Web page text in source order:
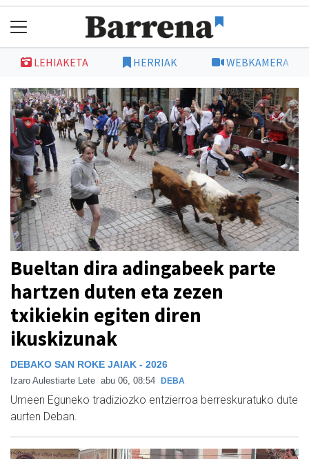
LEHIAKETA HERRIAK WEBKAMERA
Bueltan dira adingabeek parte
hartzen duten eta zezen
txikiekin egiten diren
ikuskizunak
DEBAKO SAN ROKE JAIAK - 2026
Izaro Aulestiarte Lete abu 06, 08:54 DEBA
Umeen Eguneko tradiziozko entzierroa berreskuratuko dute
aurten Deban.